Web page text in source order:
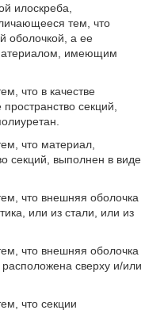
илоскреба,
тем, что
оболочкой, а ее
имеющим
что в качестве
секций,
что материал,
секций, выполнен в виде
что внешняя оболочка
или из стали, или из
что внешняя оболочка
сверху и/или
что секции